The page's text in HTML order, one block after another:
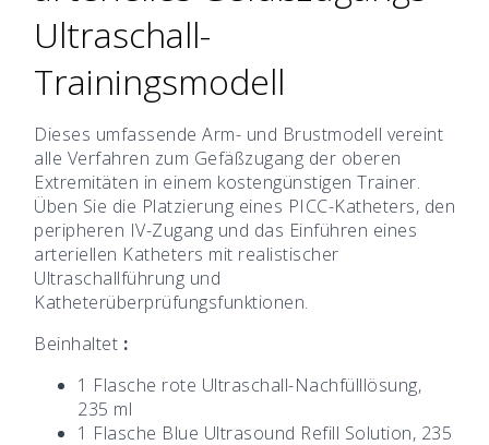
Ultraschall-
Trainingsmodell
Dieses umfassende Arm- und Brustmodell vereint
alle Verfahren zum Gefäßzugang der oberen
Extremitäten in einem kostengünstigen Trainer.
Üben Sie die Platzierung eines PICC-Katheters, den
peripheren IV-Zugang und das Einführen eines
arteriellen Katheters mit realistischer
Ultraschallführung und
Katheterüberprüfungsfunktionen.
Beinhaltet :
1 Flasche rote Ultraschall-Nachfülllösung,
235 ml
1 Flasche Blue Ultrasound Refill Solution, 235